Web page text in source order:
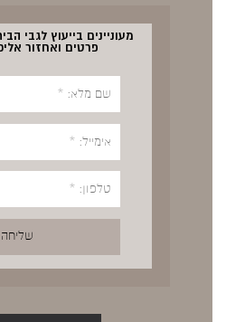
מעוניינים בייעוץ לגבי
פרטים ואחזור